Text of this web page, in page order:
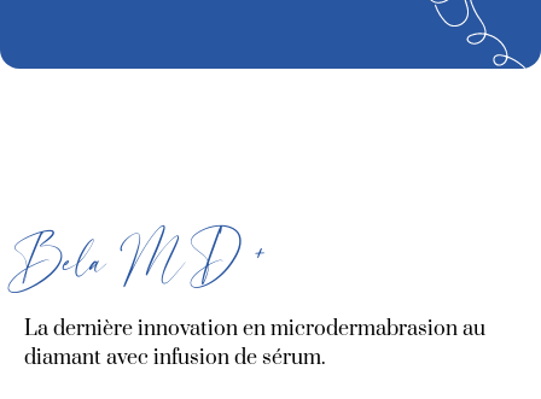
Bela MD +
La dernière innovation en microdermabrasion au
diamant avec infusion de sérum.